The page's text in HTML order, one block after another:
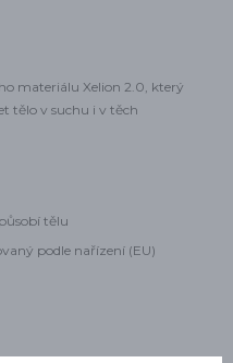
materiálu Xelion 2.0, který
tělo v suchu i v těch
tělu
podle nařízení (EU)